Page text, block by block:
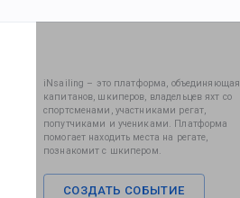
iNsailing – это платформа, объединяющая
капитанов, шкиперов, владельцев яхт со
спортсменами, участниками регат,
попутчиками и учениками. Платформа
помогает находить места на регате,
познакомит с шкипером.
СОЗДАТЬ СОБЫТИЕ